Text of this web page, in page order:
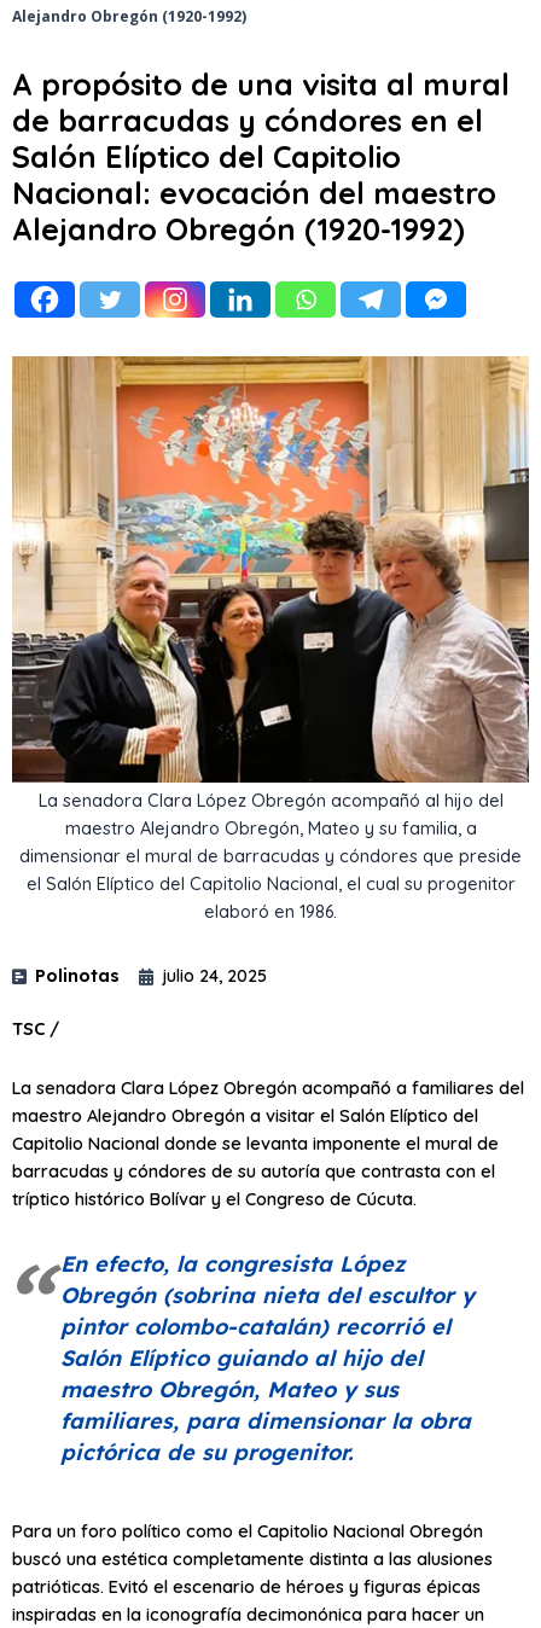
Alejandro Obregón (1920-1992)
A propósito de una visita al mural
de barracudas y cóndores en el
Salón Elíptico del Capitolio
Nacional: evocación del maestro
Alejandro Obregón (1920-1992)
La senadora Clara López Obregón acompañó al hijo del
maestro Alejandro Obregón, Mateo y su familia, a
dimensionar el mural de barracudas y cóndores que preside
el Salón Elíptico del Capitolio Nacional, el cual su progenitor
elaboró en 1986.
Polinotas julio 24, 2025
TSC /
La senadora Clara López Obregón acompañó a familiares del
maestro Alejandro Obregón a visitar el Salón Elíptico del
Capitolio Nacional donde se levanta imponente el mural de
barracudas y cóndores de su autoría que contrasta con el
tríptico histórico Bolívar y el Congreso de Cúcuta.
En efecto, la congresista López
Obregón (sobrina nieta del escultor y
pintor colombo-catalán) recorrió el
Salón Elíptico guiando al hijo del
maestro Obregón, Mateo y sus
familiares, para dimensionar la obra
pictórica de su progenitor.
Para un foro político como el Capitolio Nacional Obregón
buscó una estética completamente distinta a las alusiones
patrióticas. Evitó el escenario de héroes y figuras épicas
inspiradas en la iconografía decimonónica para hacer un